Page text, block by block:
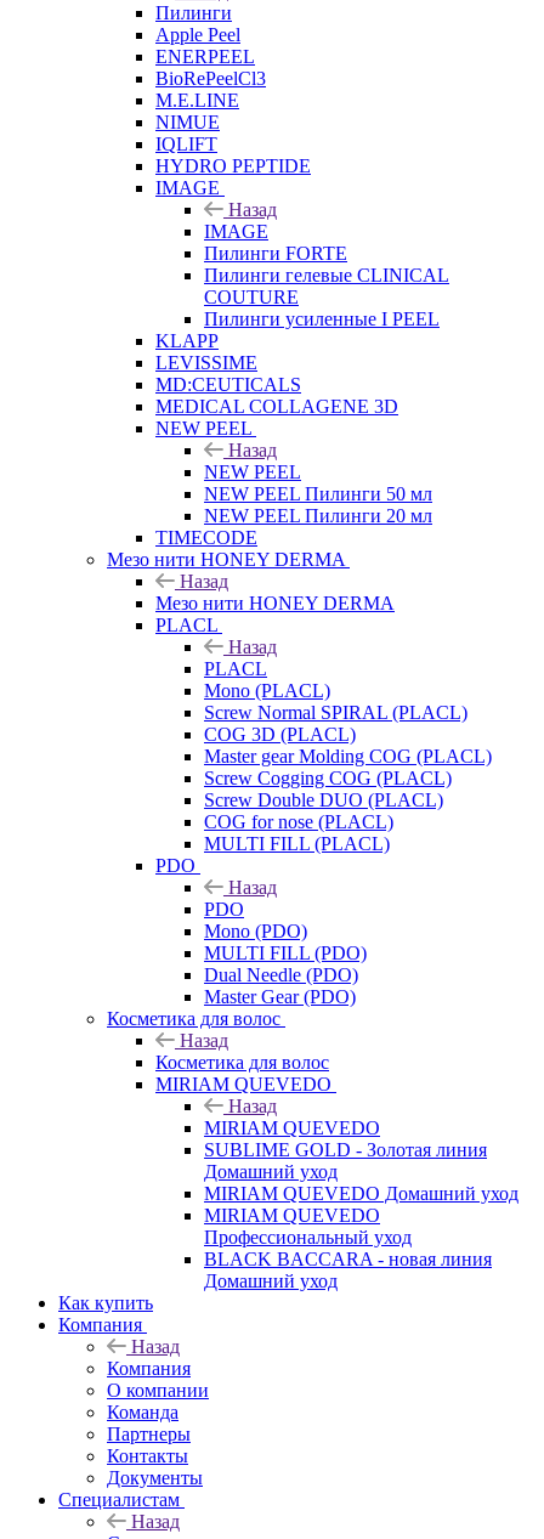
Пилинги
Apple Peel
ENERPEEL
BioRePeelCl3
M.E.LINE
NIMUE
IQLIFT
HYDRO PEPTIDE
IMAGE
Назад
IMAGE
Пилинги FORTE
Пилинги гелевые CLINICAL
COUTURE
Пилинги усиленные I PEEL
KLAPP
LEVISSIME
MD:CEUTICALS
MEDICAL COLLAGENE 3D
NEW PEEL
Назад
NEW PEEL
NEW PEEL Пилинги 50 мл
NEW PEEL Пилинги 20 мл
TIMECODE
Мезо нити HONEY DERMA
Назад
Мезо нити HONEY DERMA
PLACL
Назад
PLACL
Mono (PLACL)
Screw Normal SPIRAL (PLACL)
COG 3D (PLACL)
Master gear Molding COG (PLACL)
Screw Cogging COG (PLACL)
Screw Double DUO (PLACL)
COG for nose (PLACL)
MULTI FILL (PLACL)
PDO
Назад
PDO
Mono (PDO)
MULTI FILL (PDO)
Dual Needle (PDO)
Master Gear (PDO)
Косметика для волос
Назад
Косметика для волос
MIRIAM QUEVEDO
Назад
MIRIAM QUEVEDO
SUBLIME GOLD - Золотая линия
Домашний уход
MIRIAM QUEVEDO Домашний уход
MIRIAM QUEVEDO
Профессиональный уход
BLACK BACCARA - новая линия
Домашний уход
Как купить
Компания
Назад
Компания
О компании
Команда
Партнеры
Контакты
Документы
Специалистам
Назад